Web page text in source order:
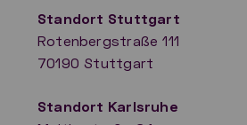
Standort Stuttgart
Rotenbergstraße 111
70190 Stuttgart
​Standort Karlsruhe